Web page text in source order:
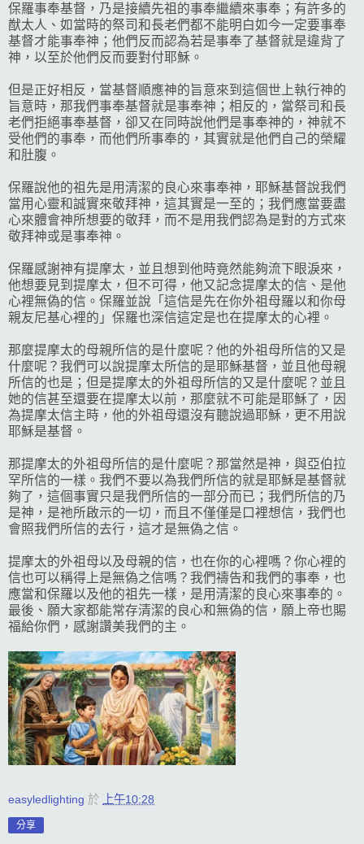
保羅事奉基督，乃是接續先祖的事奉繼續來事奉；有許多的
猷太人、如當時的祭司和長老們都不能明白如今一定要事奉
基督才能事奉神；他們反而認為若是事奉了基督就是違背了
神，以至於他們反而要對付耶穌。
但是正好相反，當基督順應神的旨意來到這個世上執行神的
旨意時，那我們事奉基督就是事奉神；相反的，當祭司和長
老們拒絕事奉基督，卻又在同時說他們是事奉神的，神就不
受他們的事奉，而他們所事奉的，其實就是他們自己的榮耀
和肚腹。
保羅說他的祖先是用清潔的良心來事奉神，耶穌基督說我們
當用心靈和誠實來敬拜神，這其實是一至的；我們應當要盡
心來體會神所想要的敬拜，而不是用我們認為是對的方式來
敬拜神或是事奉神。
保羅感謝神有提摩太，並且想到他時竟然能夠流下眼淚來，
他想要見到提摩太，但不可得，他又記念提摩太的信、是他
心裡無偽的信。保羅並說「這信是先在你外祖母羅以和你母
親友尼基心裡的」保羅也深信這定是也在提摩太的心裡。
那麼提摩太的母親所信的是什麼呢？他的外祖母所信的又是
什麼呢？我們可以說提摩太所信的是耶穌基督，並且他母親
所信的也是；但是提摩太的外祖母所信的又是什麼呢？並且
她的信甚至還要在提摩太以前，那麼就不可能是耶穌了，因
為提摩太信主時，他的外祖母還沒有聽說過耶穌，更不用說
耶穌是基督。
那提摩太的外祖母所信的是什麼呢？那當然是神，與亞伯拉
罕所信的一樣。我們不要以為我們所信的就是耶穌是基督就
夠了，這個事實只是我們所信的一部分而已；我們所信的乃
是神，是祂所啟示的一切，而且不僅僅是口裡想信，我們也
會照我們所信的去行，這才是無偽之信。
提摩太的外祖母以及母親的信，也在你的心裡嗎？你心裡的
信也可以稱得上是無偽之信嗎？我們禱告和我們的事奉，也
應當和保羅以及他的祖先一樣，是用清潔的良心來事奉的。
最後、願大家都能常存清潔的良心和無偽的信，願上帝也賜
福給你們，感謝讚美我們的主。
easyledlighting 於 上午10:28
分享